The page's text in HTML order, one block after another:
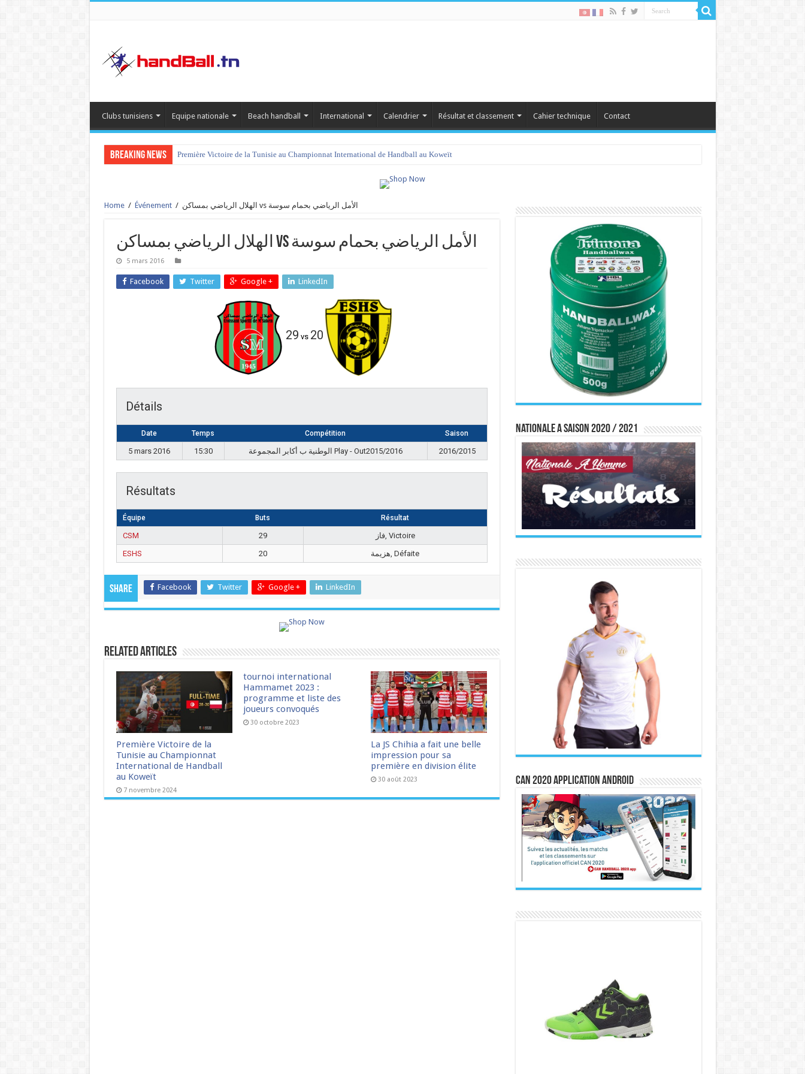
Clubs tunisiens Equipe nationale Beach handball International Calendrier Résultat et classement Cahier technique Contact
Breaking News Première Victoire de la Tunisie au Championnat International de Handball au Koweït
Home / Événement / الهلال الرياضي بمساكن vs الأمل الرياضي بحمام سوسة
الهلال الرياضي بمساكن vs الأمل الرياضي بحمام سوسة
5 mars 2016
Facebook Twitter Google + LinkedIn
29 vs 20
Détails
Date Temps Compétition Saison
5 mars 2016 15:30 الوطنية ب أكابر المجموعة Play - Out2015/2016 2016/2015
Résultats
Équipe Buts Résultat
CSM 29
فاز, Victoire
ESHS
20 هزيمة, Défaite
Share Facebook Twitter Google + LinkedIn
Related Articles
Première Victoire de la
Tunisie au Championnat
International de Handball
au Koweït
7 novembre 2024
tournoi international
Hammamet 2023 :
programme et liste des
joueurs convoqués
30 octobre 2023
La JS Chihia a fait une belle
impression pour sa
première en division élite
30 août 2023
Nationale A saison 2020 / 2021
CAN 2020 Application Android